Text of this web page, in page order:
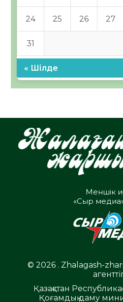
24 25 26 27
31
« Шілде
Меншік
«Сыр
© 2026 . Zhalagash-
Қазақстан
Қоғамдық даму